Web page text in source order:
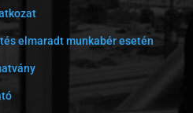
elmaradt munkabér esetén